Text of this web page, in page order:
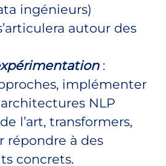
ingénieurs)
autour des
:
implémenter
NLP
l’art, transformers,
répondre à des
concrets.